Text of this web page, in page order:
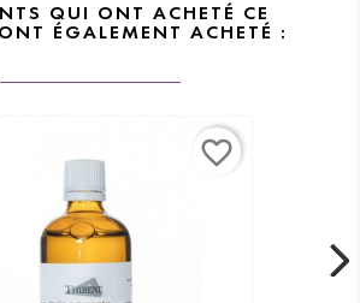
QUI ONT ACHETÉ CE
ÉGALEMENT ACHETÉ :
favorite_border